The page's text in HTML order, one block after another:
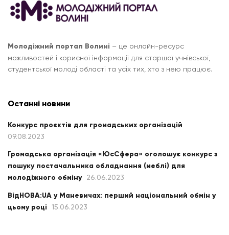
Молодіжний портал Волині – це онлайн-ресурс
можливостей і корисної інформації для старшої учнівської,
студентської молоді області та усіх тих, хто з нею працює.
Останні новини
Конкурс проєктів для громадських організацій
09.08.2023
Громадська організація «ЮсСфера» оголошує конкурс з
пошуку постачальника обладнання (меблі) для
молодіжного обміну
26.06.2023
ВідНОВА:UA у Маневичах: перший національний обмін у
цьому році
15.06.2023